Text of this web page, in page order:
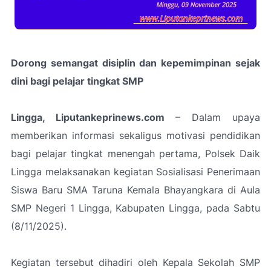
Dorong semangat disiplin dan kepemimpinan sejak
dini bagi pelajar tingkat SMP
Lingga, Liputankeprinews.com – Dalam upaya
memberikan informasi sekaligus motivasi pendidikan
bagi pelajar tingkat menengah pertama, Polsek Daik
Lingga melaksanakan kegiatan Sosialisasi Penerimaan
Siswa Baru SMA Taruna Kemala Bhayangkara di Aula
SMP Negeri 1 Lingga, Kabupaten Lingga, pada Sabtu
(8/11/2025).
Kegiatan tersebut dihadiri oleh Kepala Sekolah SMP